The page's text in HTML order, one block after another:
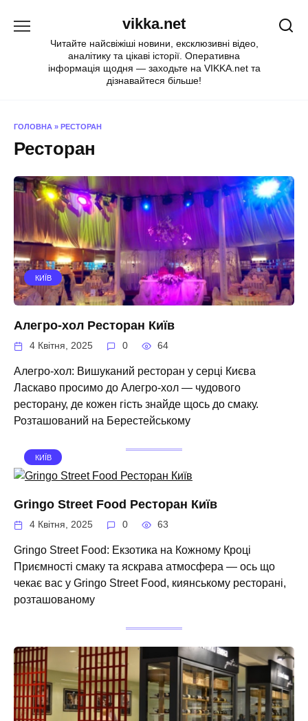
vikka.net
Читайте найсвіжіші новини, ексклюзивні відео,
аналітику та цікаві історії. Оперативна
інформація щодня — заходьте на VIKKA.net та
дізнавайтеся більше!
ГОЛОВНА » РЕСТОРАН
Ресторан
КИЇВ
Алегро-хол Ресторан Київ
4 Квітня, 2025 0 64
Алегро-хол: Вишуканий ресторан у серці Києва
Ласкаво просимо до Алегро-хол — чудового
ресторану, де кожен гість знайде щось до смаку.
Розташований на Берестейському
КИЇВ
Gringo Street Food Ресторан Київ
4 Квітня, 2025 0 63
Gringo Street Food: Екзотика на Кожному Кроці
Приємності смаку та яскрава атмосфера — ось що
чекає вас у Gringo Street Food, киянському ресторані,
розташованому